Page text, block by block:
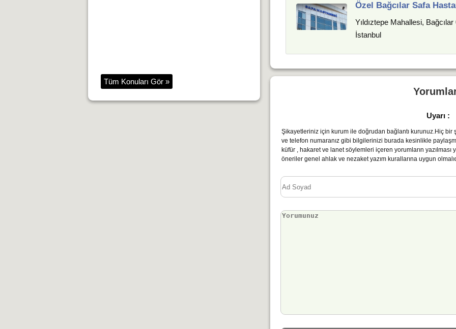
Özel Bağcılar Safa
Yıldıztepe Mahallesi,
İstanbul
Tüm Konuları Gör »
Uyarı :
Şikayetleriniz için kurum ile doğrudan bağlantı kurunuz.Hiç
ve telefon numaranız gibi bilgilerinizi burada kesinlikle
küfür , hakaret ve lanet söylemleri içeren yorumların yazılması
öneriler genel ahlak ve nezaket yazım kurallarına uygun